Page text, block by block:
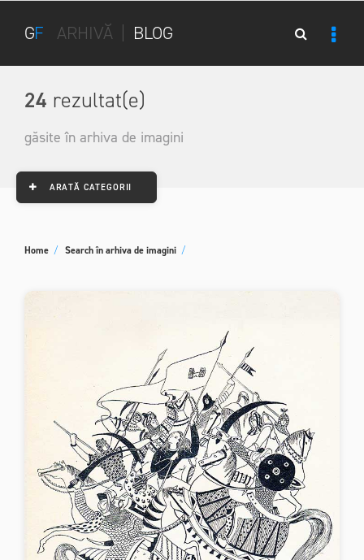
GF ARHIVĂ BLOG
24 rezultat(e)
găsite în arhiva de imagini
ARATĂ CATEGORII
Home / Search în arhiva de imagini /